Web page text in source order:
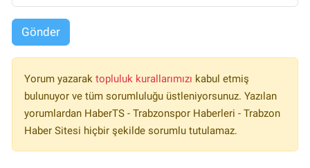
Gönder
Yorum yazarak topluluk kurallarımızı kabul etmiş
bulunuyor ve tüm sorumluluğu üstleniyorsunuz. Yazılan
yorumlardan HaberTS - Trabzonspor Haberleri - Trabzon
Haber Sitesi hiçbir şekilde sorumlu tutulamaz.